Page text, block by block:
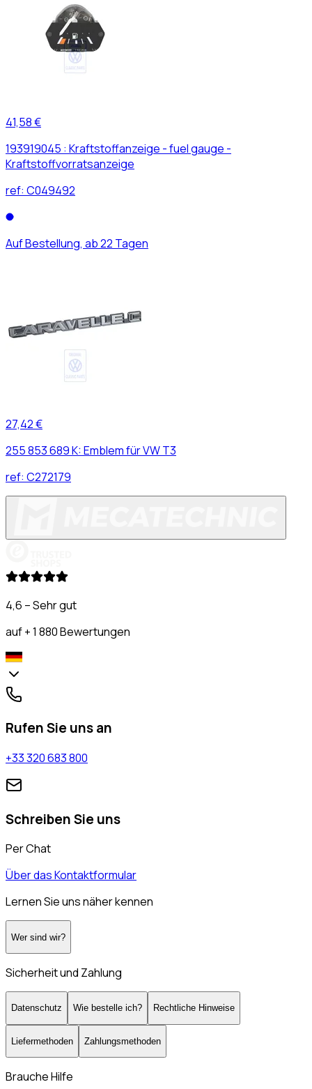
41,58 €
193919045 : Kraftstoffanzeige - fuel gauge -
Kraftstoffvorratsanzeige
ref: C049492
Auf Bestellung, ab 22 Tagen
27,42 €
255 853 689 K: Emblem für VW T3
ref: C272179
4,6 – Sehr gut
auf + 1 880 Bewertungen
Rufen Sie uns an
+33 320 683 800
Schreiben Sie uns
Per Chat
Über das Kontaktformular
Lernen Sie uns näher kennen
Wer sind wir?
Sicherheit und Zahlung
Datenschutz Wie bestelle ich? Rechtliche Hinweise
Liefermethoden Zahlungsmethoden
Brauche Hilfe